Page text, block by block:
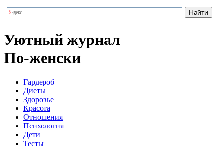
Уютный журнал
По-женски
Гардероб
Диеты
Здоровье
Красота
Отношения
Психология
Дети
Тесты